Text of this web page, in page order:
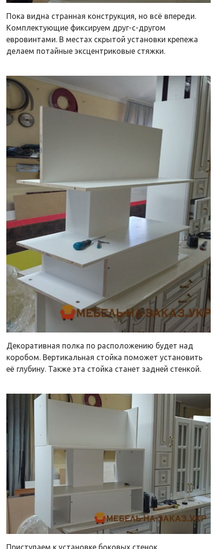
Пока видна странная конструкция, но всё впереди.
Комплектующие фиксируем друг-с-другом
евровинтами. В местах скрытой установки крепежа
делаем потайные эксцентриковые стяжки.
Декоративная полка по расположению будет над
коробом. Вертикальная стойка поможет установить
её глубину. Также эта стойка станет задней стенкой.
Приступаем к установке боковых стенок.